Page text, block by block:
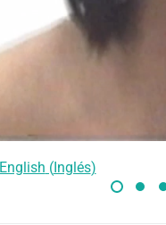
English (Inglés)